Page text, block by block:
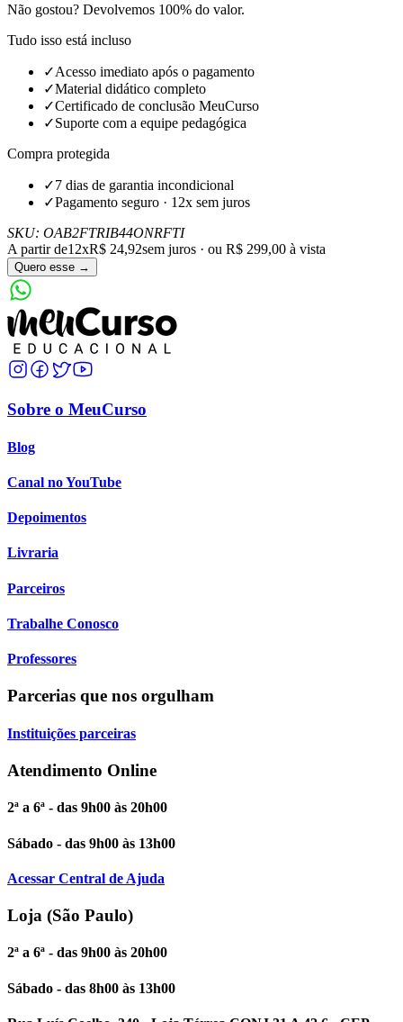
Não gostou? Devolvemos 100% do valor.
Tudo isso está incluso
✓Acesso imediato após o pagamento
✓Material didático completo
✓Certificado de conclusão MeuCurso
✓Suporte com a equipe pedagógica
Compra protegida
✓7 dias de garantia incondicional
✓Pagamento seguro · 12x sem juros
SKU: OAB2FTRIB44ONRFTI
A partir de12xR$ 24,92sem juros · ou R$ 299,00 à vista
Quero esse →
Sobre o MeuCurso
Blog
Canal no YouTube
Depoimentos
Livraria
Parceiros
Trabalhe Conosco
Professores
Parcerias que nos orgulham
Instituições parceiras
Atendimento Online
2ª a 6ª - das 9h00 às 20h00
Sábado - das 9h00 às 13h00
Acessar Central de Ajuda
Loja (São Paulo)
2ª a 6ª - das 9h00 às 20h00
Sábado - das 8h00 às 13h00